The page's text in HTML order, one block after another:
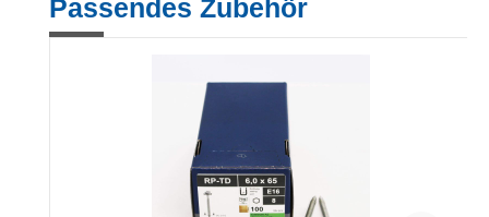
Passendes Zubehör